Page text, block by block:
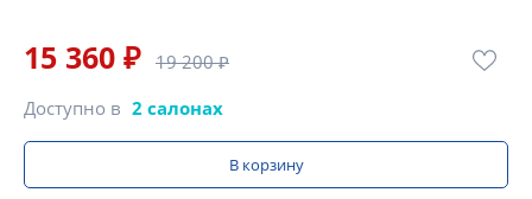
15 360 ₽ 19 200 ₽
Доступно в 2 салонах
В корзину